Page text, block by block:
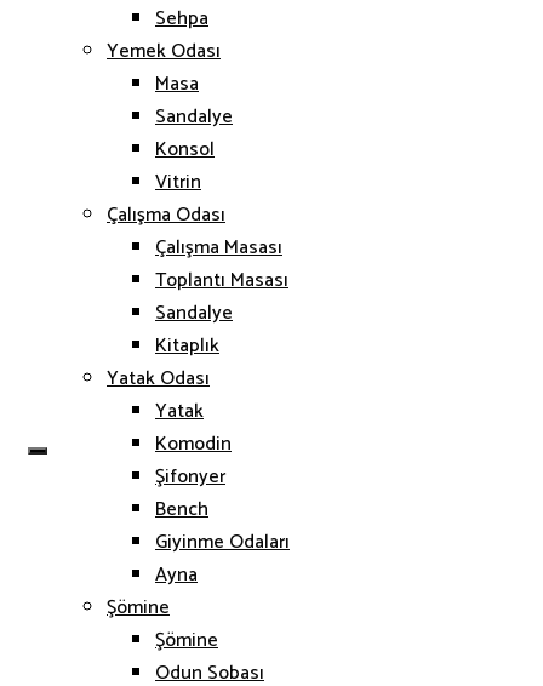
Sehpa
Yemek Odası
Masa
Sandalye
Konsol
Vitrin
Çalışma Odası
Çalışma Masası
Toplantı Masası
Sandalye
Kitaplık
Yatak Odası
Yatak
Komodin
Şifonyer
Bench
Giyinme Odaları
Ayna
Şömine
Şömine
Odun Sobası